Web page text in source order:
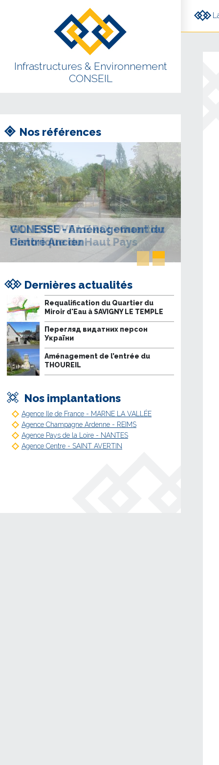
Infrastructures & Environnement
CONSEIL
Nos références
VILLENEUVE LE ROI - Quartier
Historique du Haut Pays
Dernières actualités
Requalification du Quartier du
Miroir d'Eau à SAVIGNY LE TEMPLE
Перегляд видатних персон
України
Aménagement de l’entrée du
THOUREIL
Nos implantations
Agence Ile de France - MARNE LA VALLÉE
Agence Champagne Ardenne - REIMS
Agence Pays de la Loire - NANTES
Agence Centre - SAINT AVERTIN